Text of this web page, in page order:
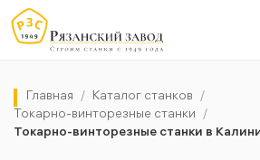
Главная / Каталог станков /
Токарно-винторезные станки /
Токарно-винторезные станки в